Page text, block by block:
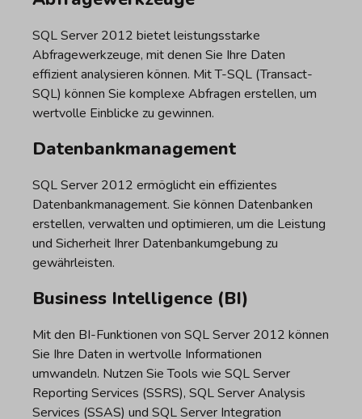
SQL Server 2012 bietet leistungsstarke
Abfragewerkzeuge, mit denen Sie Ihre Daten
effizient analysieren können. Mit T-SQL (Transact-
SQL) können Sie komplexe Abfragen erstellen, um
wertvolle Einblicke zu gewinnen.
Datenbankmanagement
SQL Server 2012 ermöglicht ein effizientes
Datenbankmanagement. Sie können Datenbanken
erstellen, verwalten und optimieren, um die Leistung
und Sicherheit Ihrer Datenbankumgebung zu
gewährleisten.
Business Intelligence (BI)
Mit den BI-Funktionen von SQL Server 2012 können
Sie Ihre Daten in wertvolle Informationen
umwandeln. Nutzen Sie Tools wie SQL Server
Reporting Services (SSRS), SQL Server Analysis
Services (SSAS) und SQL Server Integration